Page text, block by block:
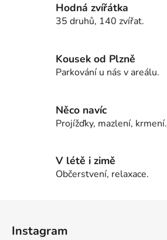
í
p
v
k
y
p
i
Hodná zvířátka
35 druhů, 140 zvířat.
Kousek od Plzně
Parkování u nás v areálu.
Něco navíc
Projížďky, mazlení, krmení.
V létě i zimě
Občerstvení, relaxace.
Instagram